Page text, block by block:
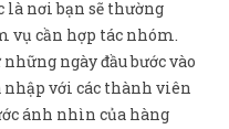
là nơi bạn sẽ thường
vụ cần hợp tác nhóm.
ngày đầu bước vào
nhập với các thành viên
ánh nhìn của hàng